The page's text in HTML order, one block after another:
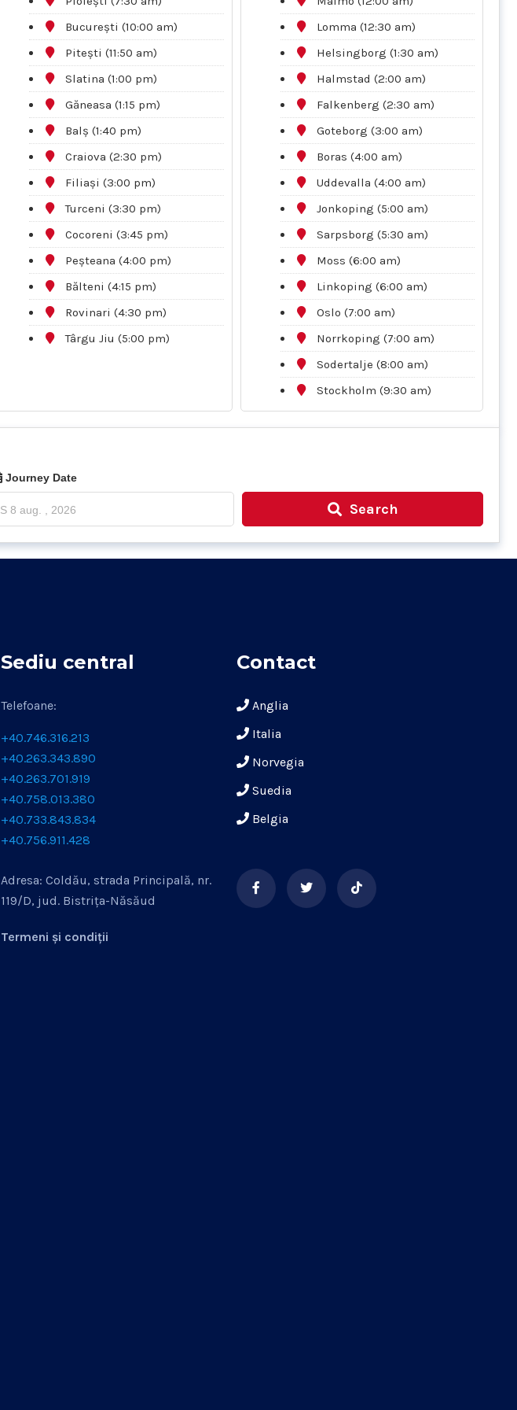
București (10:00 am)
Pitești (11:50 am)
Slatina (1:00 pm)
Găneasa (1:15 pm)
Balș (1:40 pm)
Craiova (2:30 pm)
Filiași (3:00 pm)
Turceni (3:30 pm)
Cocoreni (3:45 pm)
Peșteana (4:00 pm)
Bălteni (4:15 pm)
Rovinari (4:30 pm)
Târgu Jiu (5:00 pm)
Lomma (12:30 am)
Helsingborg (1:30 am)
Halmstad (2:00 am)
Falkenberg (2:30 am)
Goteborg (3:00 am)
Boras (4:00 am)
Uddevalla (4:00 am)
Jonkoping (5:00 am)
Sarpsborg (5:30 am)
Moss (6:00 am)
Linkoping (6:00 am)
Oslo (7:00 am)
Norrkoping (7:00 am)
Sodertalje (8:00 am)
Stockholm (9:30 am)
Journey Date
Search
Sediu central
Telefoane:
+40.746.316.213
+40.263.343.890
+40.263.701.919
+40.758.013.380
+40.733.843.834
+40.756.911.428
Adresa: Coldău, strada Principală, nr.
119/D, jud. Bistrița-Năsăud
Termeni și condiții
Contact
Anglia
Italia
Norvegia
Suedia
Belgia